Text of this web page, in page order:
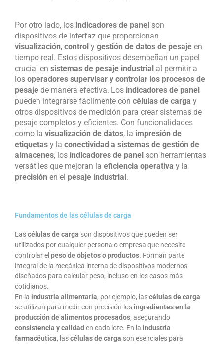
Por otro lado, los indicadores de panel son
dispositivos de interfaz que proporcionan
visualización, control y gestión de datos de pesaje en
tiempo real. Estos dispositivos desempeñan un papel
crucial en sistemas de pesaje industrial al permitir a
los operadores supervisar y controlar los procesos de
pesaje de manera efectiva. Los indicadores de panel
pueden integrarse fácilmente con células de carga y
otros dispositivos de medición para crear sistemas de
pesaje completos y eficientes. Con funcionalidades
como la visualización de datos, la impresión de
etiquetas y la conectividad a sistemas de gestión de
almacenes, los indicadores de panel son herramientas
versátiles que mejoran la eficiencia operativa y la
precisión en el pesaje industrial.
Fundamentos de las células de carga
Lascélulas de carga son dispositivos que pueden ser
utilizados por cualquier persona o empresa que necesite
controlar el peso de objetos o productos. Forman parte
integral de la mecánica interna de dispositivos modernos
diseñados para calcular peso, incluso en los casos más
cotidianos.
En la industria alimentaria, por ejemplo, lascélulas de carga
se utilizan para medir con precisión los ingredientes en la
producción de alimentos procesados, asegurando
consistencia ycalidad en cada lote. En la industria
farmacéutica, lascélulas de carga son esenciales para